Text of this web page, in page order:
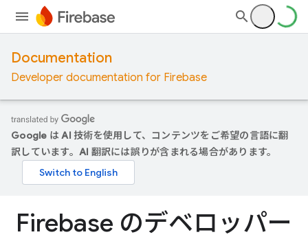
Documentation
Developer documentation for Firebase
Google は AI 技術を使用して、コンテンツをご希望の言語に翻
訳しています。AI 翻訳には誤りが含まれる場合があります。
Firebase のデベロッパー